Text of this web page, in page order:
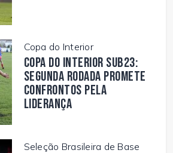
Copa do Interior
Copa do Interior Sub23:
segunda rodada promete
confrontos pela
liderança
Seleção Brasileira de Base